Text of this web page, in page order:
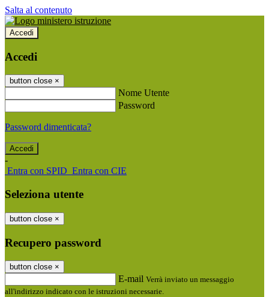
Salta al contenuto
Accedi
Accedi
button close ×
Nome Utente
Password
Password dimenticata?
-
Entra con SPID Entra con CIE
Seleziona utente
button close ×
Recupero password
button close ×
E-mail Verrà inviato un messaggio
all'indirizzo indicato con le istruzioni necessarie.